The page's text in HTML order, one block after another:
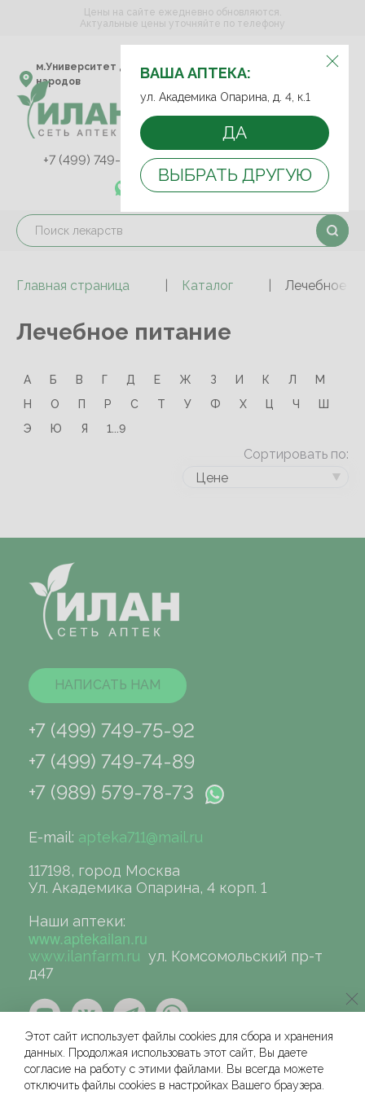
ВЫБЕРИТЕ АПТЕКУ:
м.Университет дружбы
народов
ул. Академика Опарина,
д. 4, к.1
ВАША АПТЕКА:
ул. Академика Опарина, д. 4, к.1
ДА
ВЫБРАТЬ ДРУГУЮ
Цены на сайте ежедневно обновляются.
Актуальные цены уточняйте по телефону
+7 (499) 749-75-92
+7 (499) 749-74-89
+7 (989) 579-78-73
Главная страница Каталог Лечебное
Лечебное питание
А Б В Г Д Е Ж З И К Л
М
Н
О П Р С Т У Ф Х Ц Ч
Ш
Э
Ю Я 1...9
Сортировать по:
Цене
НАПИСАТЬ НАМ
+7 (499) 749-75-92
+7 (499) 749-74-89
+7 (989) 579-78-73
E-mail: apteka711@mail.ru
117198, город Москва
Ул. Академика Опарина, 4 корп. 1
Наши аптеки:
www.aptekailan.ru
www.ilanfarm.ru ул. Комсомольский пр-т
д47
©сеть аптек «ИЛАН», 2004-2026
Этот сайт использует файлы cookies для сбора и хранения
данных. Продолжая использовать этот сайт, Вы даете
согласие на работу с этими файлами. Вы всегда можете
отключить файлы cookies в настройках Вашего браузера.